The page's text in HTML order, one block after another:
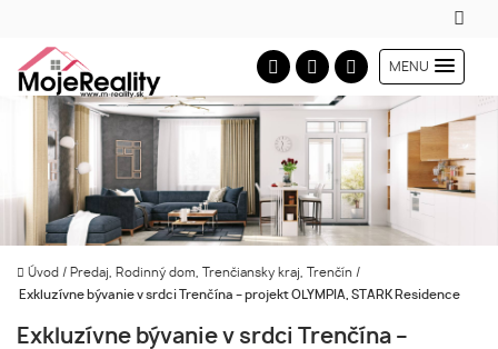
MENU
Úvod / Predaj, Rodinný dom, Trenčiansky kraj, Trenčín /
Exkluzívne bývanie v srdci Trenčína – projekt OLYMPIA, STARK Residence
Exkluzívne bývanie v srdci Trenčína –